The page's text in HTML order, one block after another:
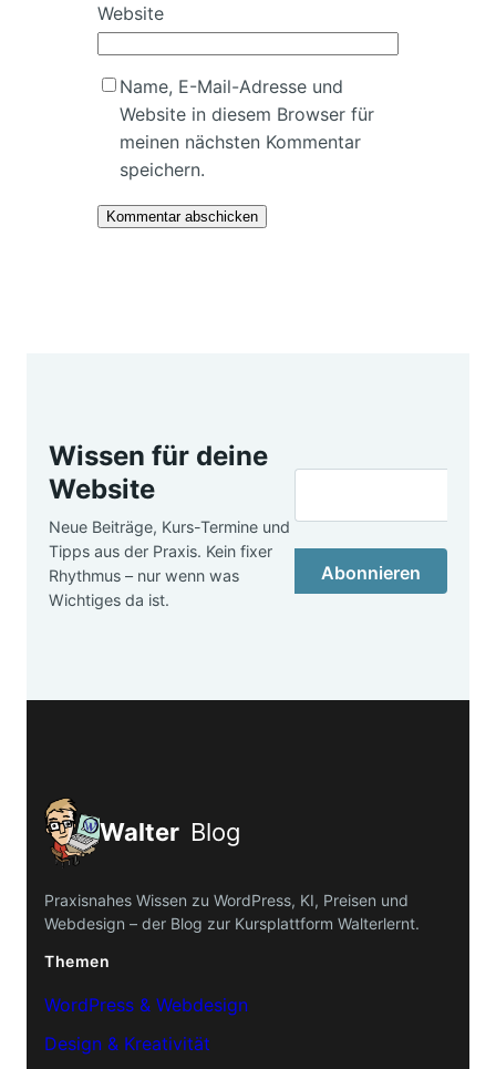
Website
Name, E-Mail-Adresse und
Website in diesem Browser für
meinen nächsten Kommentar
speichern.
Wissen für deine
Website
Neue Beiträge, Kurs-Termine und
Tipps aus der Praxis. Kein fixer
Rhythmus – nur wenn was
Wichtiges da ist.
Abonnieren
Walter Blog
Praxisnahes Wissen zu WordPress, KI, Preisen und
Webdesign – der Blog zur Kursplattform Walterlernt.
Themen
WordPress & Webdesign
Design & Kreativität